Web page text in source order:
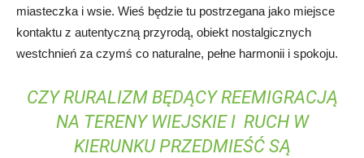
miasteczka i wsie. Wieś będzie tu postrzegana jako miejsce
kontaktu z autentyczną przyrodą, obiekt nostalgicznych
westchnień za czymś co naturalne, pełne harmonii i spokoju.
CZY RURALIZM BĘDĄCY REEMIGRACJĄ
NA TERENY WIEJSKIE I RUCH W
KIERUNKU PRZEDMIEŚĆ SĄ